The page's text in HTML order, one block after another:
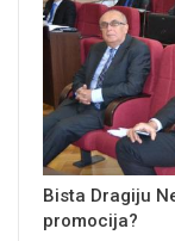
Bista Dragiju
promocija?